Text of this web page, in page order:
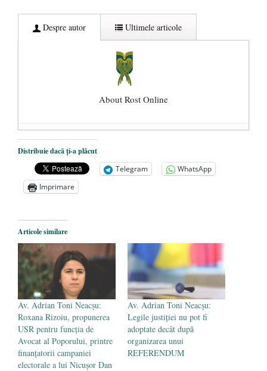
Despre autor Ultimele articole
About Rost Online
Dezvăluiri cutremurătoare despre
președintele Ucrainei, Volodymyr
Zelensky
- 13 mai 2026
Statul care servește Națiunea
Legea Vexler produce efecte. Bustul
poetului Octavian Goga, înlăturat din Iași
- 16 aprilie 2026
Distribuie dacă ți-a plăcut
Telegram
WhatsApp
Imprimare
Articole similare
Av. Adrian Toni Neacșu:
Roxana Rizoiu, propunerea
USR pentru funcția de
Avocat al Poporului, printre
finanțatorii campaniei
electorale a lui Nicușor Dan
Av. Adrian Toni Neacșu:
Legile justiției nu pot fi
adoptate decât după
organizarea unui
REFERENDUM